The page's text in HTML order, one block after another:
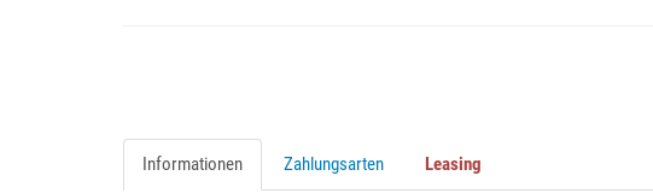
Informationen Zahlungsarten Leasing